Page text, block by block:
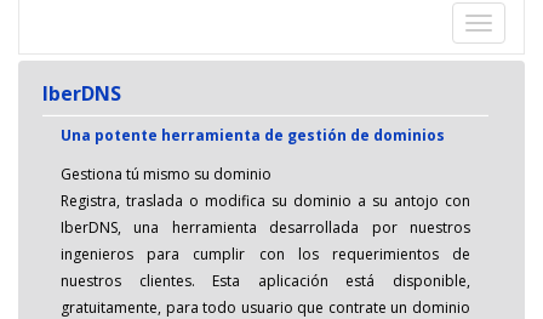
IberDNS
Una potente herramienta de gestión de dominios
Gestiona tú mismo su dominio
Registra, traslada o modifica su dominio a su antojo con
IberDNS, una herramienta desarrollada por nuestros
ingenieros para cumplir con los requerimientos de
nuestros clientes. Esta aplicación está disponible,
gratuitamente, para todo usuario que contrate un dominio